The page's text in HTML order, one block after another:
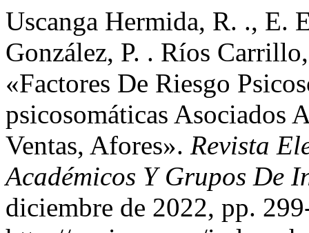
Uscanga Hermida, R. ., E.
González, P. . Ríos
«Factores De Riesgo
psicosomáticas Asociados
Ventas, Afores». Revista
Académicos Y Grupos De
diciembre de 2022, pp.